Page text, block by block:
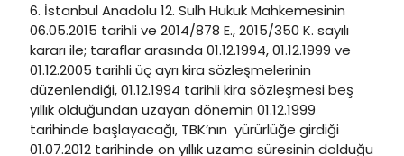
6. İstanbul Anadolu 12. Sulh Hukuk Mahkemesinin
06.05.2015 tarihli ve 2014/878 E., 2015/350 K. sayılı
kararı ile; taraflar arasında 01.12.1994, 01.12.1999 ve
01.12.2005 tarihli üç ayrı kira sözleşmelerinin
düzenlendiği, 01.12.1994 tarihli kira sözleşmesi beş
yıllık olduğundan uzayan dönemin 01.12.1999
tarihinde başlayacağı, TBK’nın yürürlüğe girdiği
01.07.2012 tarihinde on yıllık uzama süresinin dolduğu